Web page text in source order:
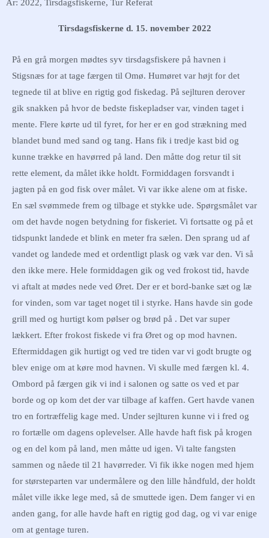
År: 2022, Tirsdagsfiskerne, Tur Referat
Tirsdagsfiskerne d. 15. november 2022
På en grå morgen mødtes syv tirsdagsfiskere på havnen i
Stigsnæs for at tage færgen til Omø. Humøret var højt for det
tegnede til at blive en rigtig god fiskedag. På sejlturen derover
gik snakken på hvor de bedste fiskepladser var, vinden taget i
mente. Flere kørte ud til fyret, for her er en god strækning med
blandet bund med sand og tang. Hans fik i tredje kast bid og
kunne trække en havørred på land. Den måtte dog retur til sit
rette element, da målet ikke holdt. Formiddagen forsvandt i
jagten på en god fisk over målet. Vi var ikke alene om at fiske.
En sæl svømmede frem og tilbage et stykke ude. Spørgsmålet var
om det havde nogen betydning for fiskeriet. Vi fortsatte og på et
tidspunkt landede et blink en meter fra sælen. Den sprang ud af
vandet og landede med et ordentligt plask og væk var den. Vi så
den ikke mere. Hele formiddagen gik og ved frokost tid, havde
vi aftalt at mødes nede ved Øret. Der er et bord-banke sæt og læ
for vinden, som var taget noget til i styrke. Hans havde sin gode
grill med og hurtigt kom pølser og brød på . Det var super
lækkert. Efter frokost fiskede vi fra Øret og op mod havnen.
Eftermiddagen gik hurtigt og ved tre tiden var vi godt brugte og
blev enige om at køre mod havnen. Vi skulle med færgen kl. 4.
Ombord på færgen gik vi ind i salonen og satte os ved et par
borde og op kom det der var tilbage af kaffen. Gert havde vanen
tro en fortræffelig kage med. Under sejlturen kunne vi i fred og
ro fortælle om dagens oplevelser. Alle havde haft fisk på krogen
og en del kom på land, men måtte ud igen. Vi talte fangsten
sammen og nåede til 21 havørreder. Vi fik ikke nogen med hjem
for størsteparten var undermålere og den lille håndfuld, der holdt
målet ville ikke lege med, så de smuttede igen. Dem fanger vi en
anden gang, for alle havde haft en rigtig god dag, og vi var enige
om at gentage turen.